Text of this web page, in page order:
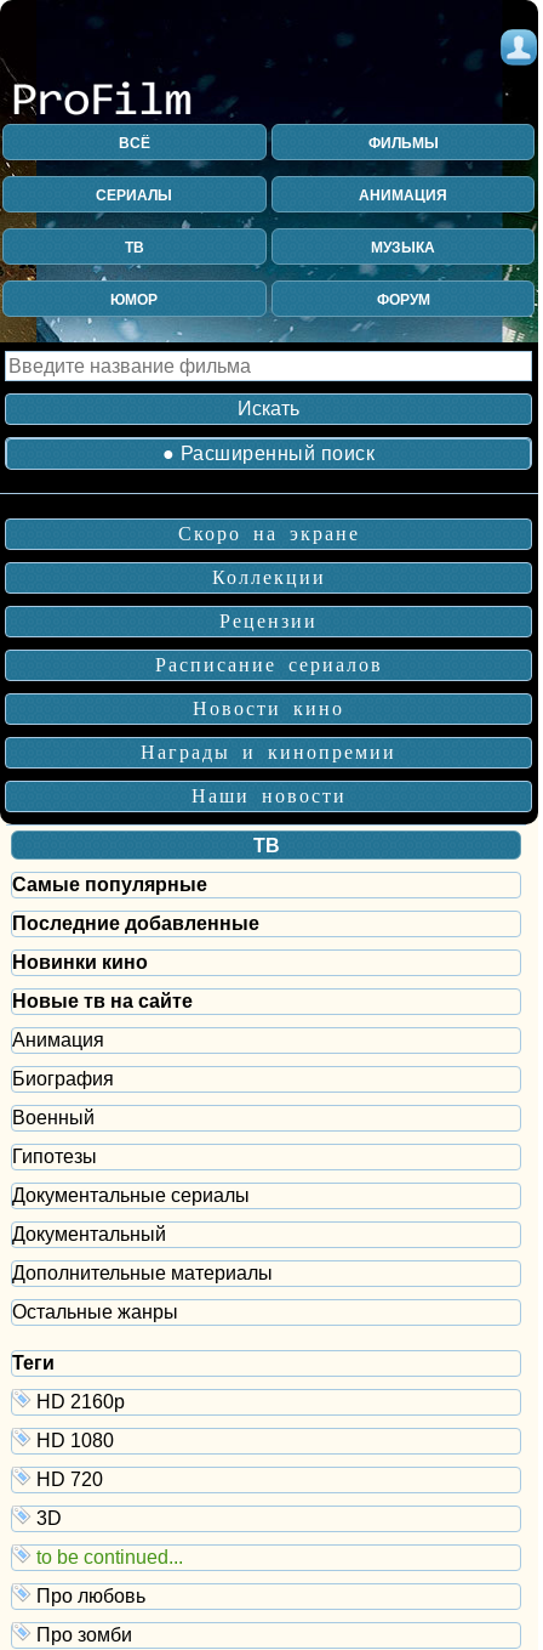
ВСЁ ФИЛЬМЫ
СЕРИАЛЫ АНИМАЦИЯ
ТВ МУЗЫКА
ЮМОР ФОРУМ
● Расширенный поиск
Скоро на экране
Коллекции
Рецензии
Расписание сериалов
Новости кино
Награды и кинопремии
Наши новости
ТВ
Самые популярные
Последние добавленные
Новинки кино
Новые тв на сайте
Анимация
Биография
Военный
Гипотезы
Документальные сериалы
Документальный
Дополнительные материалы
Остальные жанры
Теги
HD 2160р
HD 1080
HD 720
3D
to be continued...
Про любовь
Про зомби